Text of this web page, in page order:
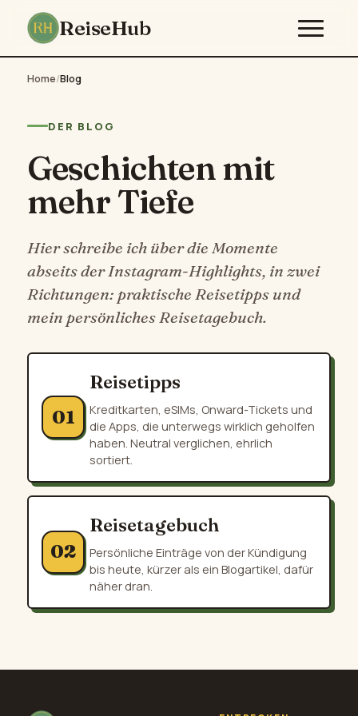
ReiseHub
Home/Blog
DER BLOG
Geschichten mit
mehr Tiefe
Hier schreibe ich über die Momente
abseits der Instagram-Highlights, in zwei
Richtungen: praktische Reisetipps und
mein persönliches Reisetagebuch.
01
Reisetipps
Kreditkarten, eSIMs, Onward-Tickets und
die Apps, die unterwegs wirklich geholfen
haben. Neutral verglichen, ehrlich
sortiert.
02
Reisetagebuch
Persönliche Einträge von der Kündigung
bis heute, kürzer als ein Blogartikel, dafür
näher dran.